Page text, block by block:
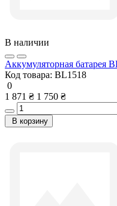
В наличии
Аккумуляторная
Код товара: BL1518
0
1 871 ₴ 1 750 ₴
В корзину